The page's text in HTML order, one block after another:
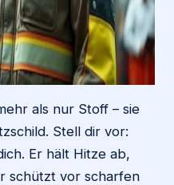
als nur Stoff – sie
Stell dir vor:
Er hält Hitze ab,
schützt vor scharfen